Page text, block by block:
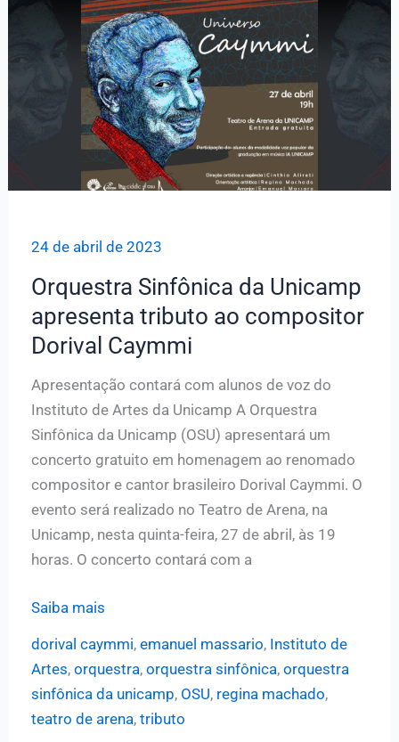
a
Caymmi
24 de abril de 2023
Orquestra Sinfônica da Unicamp
apresenta tributo ao compositor
Dorival Caymmi
Apresentação contará com alunos de voz do
Instituto de Artes da Unicamp A Orquestra
Sinfônica da Unicamp (OSU) apresentará um
concerto gratuito em homenagem ao renomado
compositor e cantor brasileiro Dorival Caymmi. O
evento será realizado no Teatro de Arena, na
Unicamp, nesta quinta-feira, 27 de abril, às 19
horas. O concerto contará com a
Orquestra
Unicamp
Saiba mais
dorival caymmi, emanuel massario, Instituto de
Artes, orquestra, orquestra sinfônica, orquestra
sinfônica da unicamp, OSU, regina machado,
teatro de arena, tributo